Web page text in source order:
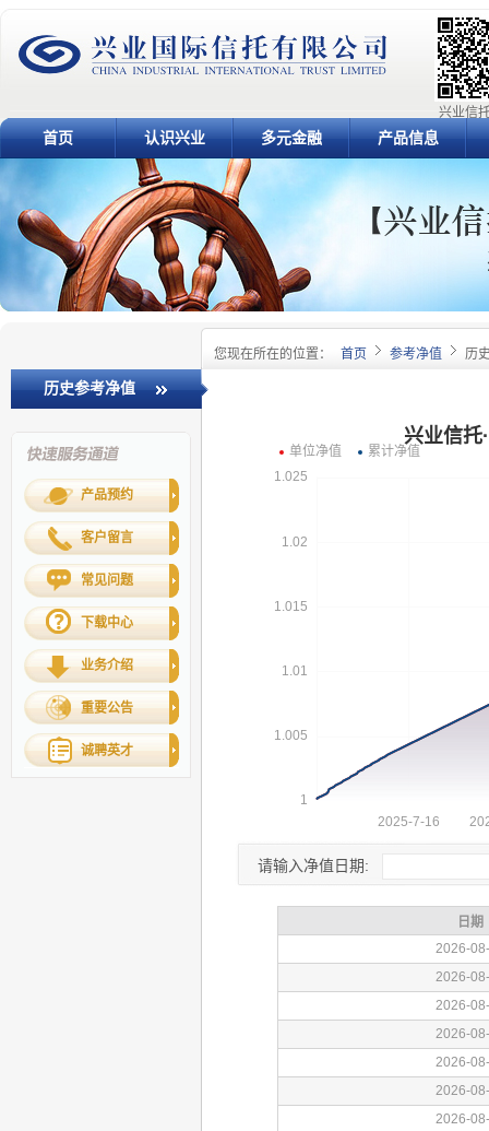
兴业信
首页 认识兴业 多元金融 产品信息
您现在所在的位置： 首页 参考净值 历
历史参考净值
产品预约
客户留言
常见问题
下载中心
业务介绍
重要公告
诚聘英才
请输入净值日期: